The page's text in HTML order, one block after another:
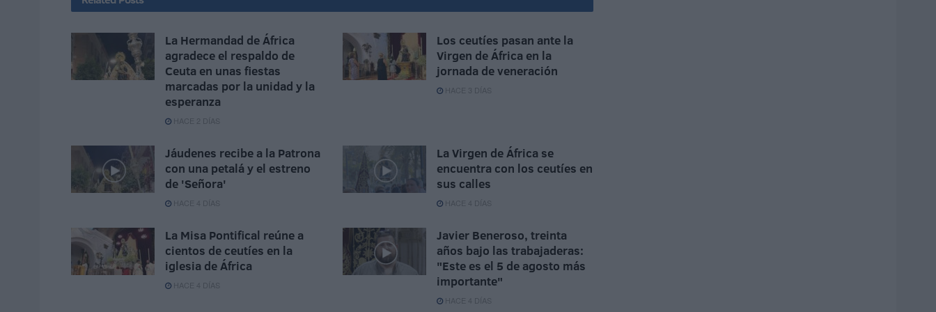
La Hermandad de África
agradece el respaldo de
Ceuta en unas fiestas
marcadas por la unidad y la
esperanza
HACE 2 DÍAS
Los ceutíes pasan ante la
Virgen de África en la
jornada de veneración
HACE 3 DÍAS
Jáudenes recibe a la Patrona
con una petalá y el estreno
de 'Señora'
HACE 4 DÍAS
La Virgen de África se
encuentra con los ceutíes en
sus calles
HACE 4 DÍAS
La Misa Pontifical reúne a
cientos de ceutíes en la
iglesia de África
HACE 4 DÍAS
Javier Beneroso, treinta
años bajo las trabajaderas:
"Este es el 5 de agosto más
importante"
HACE 4 DÍAS